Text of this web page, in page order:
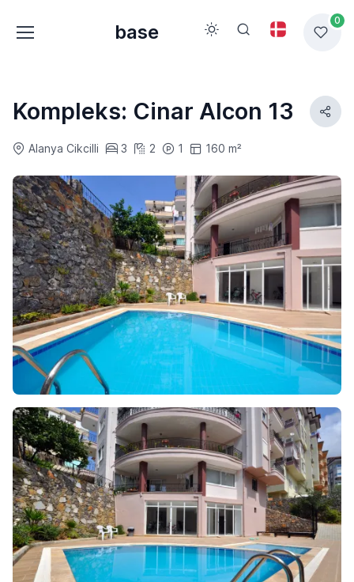
base
0
Kompleks: Cinar Alcon 13
Alanya Cikcilli 3 2 1 160 m²